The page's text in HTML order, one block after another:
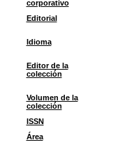
corporativo
Editorial
Idioma
Editor de la
colección
Volumen de la
colección
ISSN
Área